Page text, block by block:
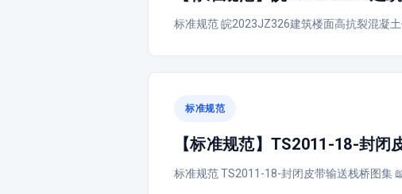
标准规范 皖2023JZ326建筑楼面高抗裂混凝
标准规范
【标准规范】TS2011-18-封闭
标准规范 TS2011-18-封闭皮带输送栈桥图集